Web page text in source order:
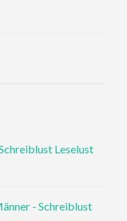
Leselust
- Schreiblust